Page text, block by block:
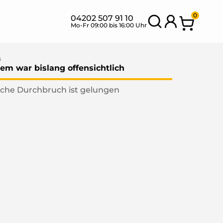
SETS MIT
04202 507 91 10
Mo-Fr 09:00 bis 16:00 Uhr
0
war bislang offensichtlich
Durchbruch ist gelungen